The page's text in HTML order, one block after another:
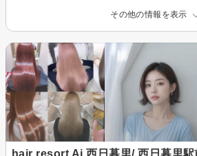
その他の情報を表示
hair resort Ai 西日暮里/ 西日暮里駅